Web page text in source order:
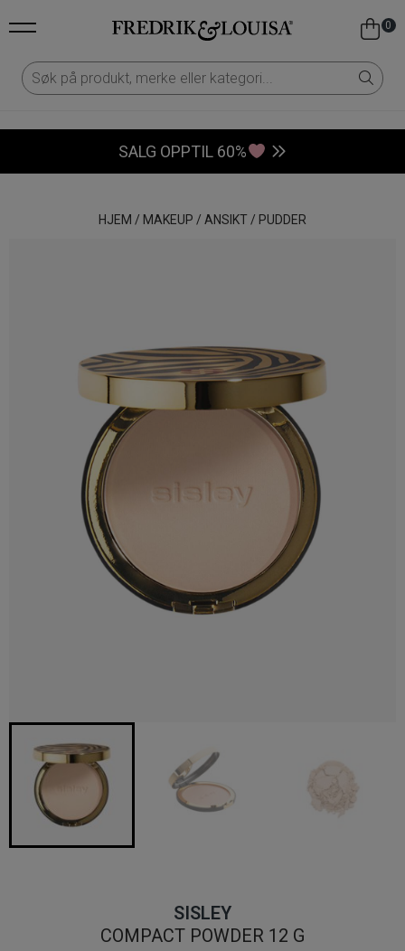
0
SALG OPPTIL 60%
HJEM / MAKEUP / ANSIKT / PUDDER
SISLEY
COMPACT POWDER 12 G